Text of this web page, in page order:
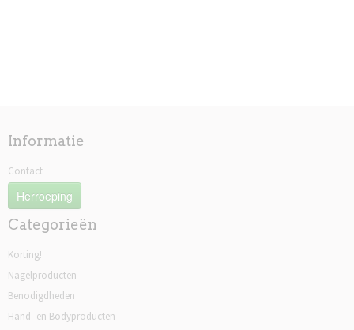
Informatie
Contact
Herroeping
Categorieën
Korting!
Nagelproducten
Benodigdheden
Hand- en Bodyproducten